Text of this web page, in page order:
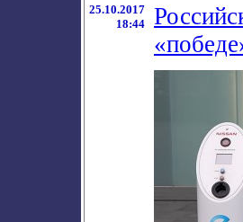
25.10.2017
18:44